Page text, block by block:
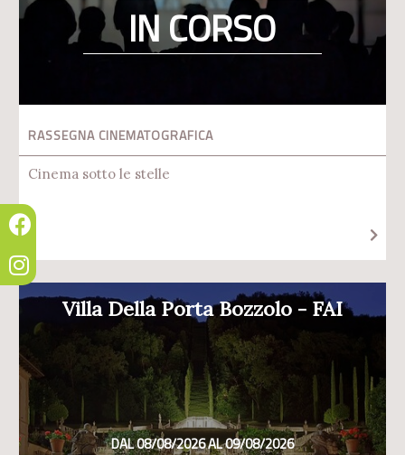
IN CORSO
RASSEGNA CINEMATOGRAFICA
Cinema sotto le stelle
Villa Della Porta Bozzolo - FAI
DAL 08/08/2026 AL 09/08/2026